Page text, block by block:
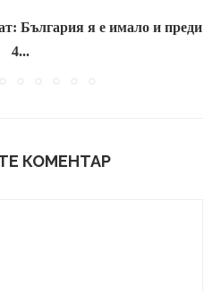
България я е имало и преди
4...
КОМЕНТАР